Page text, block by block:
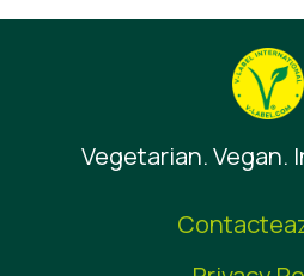
Vegetarian. Vegan.